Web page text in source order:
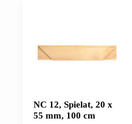
NC 12, Spielat, 20 x
55 mm, 100 cm